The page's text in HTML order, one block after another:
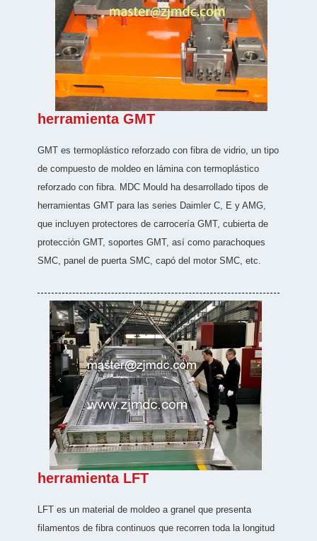
herramienta GMT
GMT es termoplástico reforzado con fibra de vidrio, un tipo
de compuesto de moldeo en lámina con termoplástico
reforzado con fibra. MDC Mould ha desarrollado tipos de
herramientas GMT para las series Daimler C, E y AMG,
que incluyen protectores de carrocería GMT, cubierta de
protección GMT, soportes GMT, así como parachoques
SMC, panel de puerta SMC, capó del motor SMC, etc.
herramienta LFT
LFT es un material de moldeo a granel que presenta
filamentos de fibra continuos que recorren toda la longitud